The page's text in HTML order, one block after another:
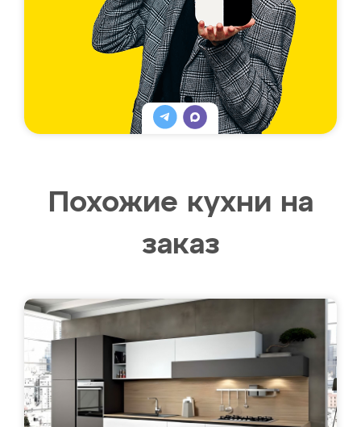
Похожие кухни на
заказ